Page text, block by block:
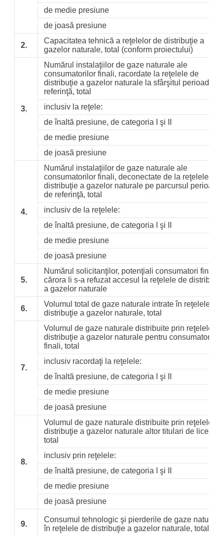
de medie presiune
de joasă presiune
2.
Capacitatea tehnică a reţelelor de distribuţie a
gazelor naturale, total (conform proiectului)
3.
Numărul instalaţiilor de gaze naturale ale
consumatorilor finali, racordate la reţelele de
distribuţie a gazelor naturale la sfârşitul perioadei
referinţă, total
inclusiv la reţele:
de înaltă presiune, de categoria I şi II
de medie presiune
de joasă presiune
4.
Numărul instalaţiilor de gaze naturale ale
consumatorilor finali, deconectate de la reţelele de
distribuţie a gazelor naturale pe parcursul
de referinţă, total
inclusiv de la reţelele:
de înaltă presiune, de categoria I şi II
de medie presiune
de joasă presiune
5.
Numărul solicitanţilor, potenţiali consumatori finali,
cărora li s-a refuzat accesul la reţelele de
a gazelor naturale
6.
Volumul total de gaze naturale intrate în reţelele de
distribuţie a gazelor naturale, total
7.
Volumul de gaze naturale distribuite prin reţelele
distribuţie a gazelor naturale pentru consumatorii
finali, total
inclusiv racordaţi la reţelele:
de înaltă presiune, de categoria I şi II
de medie presiune
de joasă presiune
8.
Volumul de gaze naturale distribuite prin reţelele
distribuţie a gazelor naturale altor titulari de licenţe
total
inclusiv prin reţelele:
de înaltă presiune, de categoria I şi II
de medie presiune
de joasă presiune
9.
Consumul tehnologic şi pierderile de gaze
în reţelele de distribuţie a gazelor naturale, total